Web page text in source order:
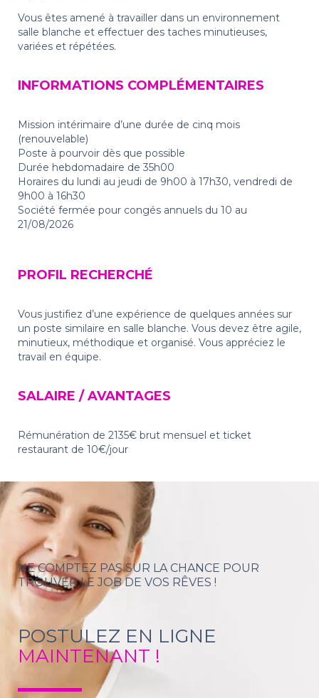
Vous êtes amené à travailler dans un environnement
salle blanche et effectuer des taches minutieuses,
variées et répétées.
INFORMATIONS COMPLÉMENTAIRES
Mission intérimaire d’une durée de cinq mois
(renouvelable)
Poste à pourvoir dès que possible
Durée hebdomadaire de 35h00
Horaires du lundi au jeudi de 9h00 à 17h30, vendredi de
9h00 à 16h30
Société fermée pour congés annuels du 10 au
21/08/2026
PROFIL RECHERCHÉ
Vous justifiez d’une expérience de quelques années sur
un poste similaire en salle blanche. Vous devez être agile,
minutieux, méthodique et organisé. Vous appréciez le
travail en équipe.
SALAIRE / AVANTAGES
Rémunération de 2135€ brut mensuel et ticket
restaurant de 10€/jour
NE COMPTEZ PAS SUR LA CHANCE POUR
TROUVER LE JOB DE VOS RÊVES !
POSTULEZ EN LIGNE
MAINTENANT !